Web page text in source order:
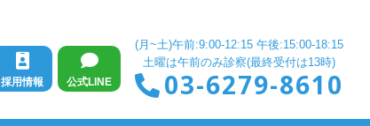
採用情報 公式LINE
(月~土)午前:9:00-12:15 午後:15:00-18:15
土曜は午前のみ診察(最終受付は13時)
03-6279-8610